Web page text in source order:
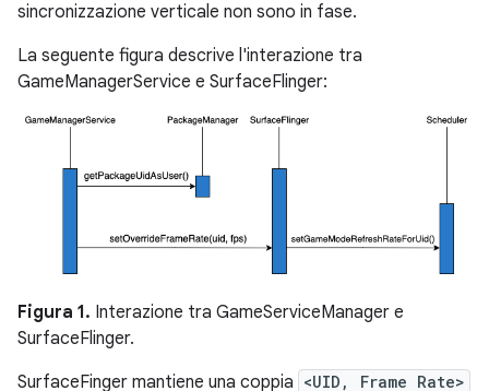
sincronizzazione verticale non sono in fase.
La seguente figura descrive l'interazione tra
GameManagerService e SurfaceFlinger:
Figura 1. Interazione tra GameServiceManager e
SurfaceFlinger.
SurfaceFinger mantiene una coppia <UID, Frame Rate>